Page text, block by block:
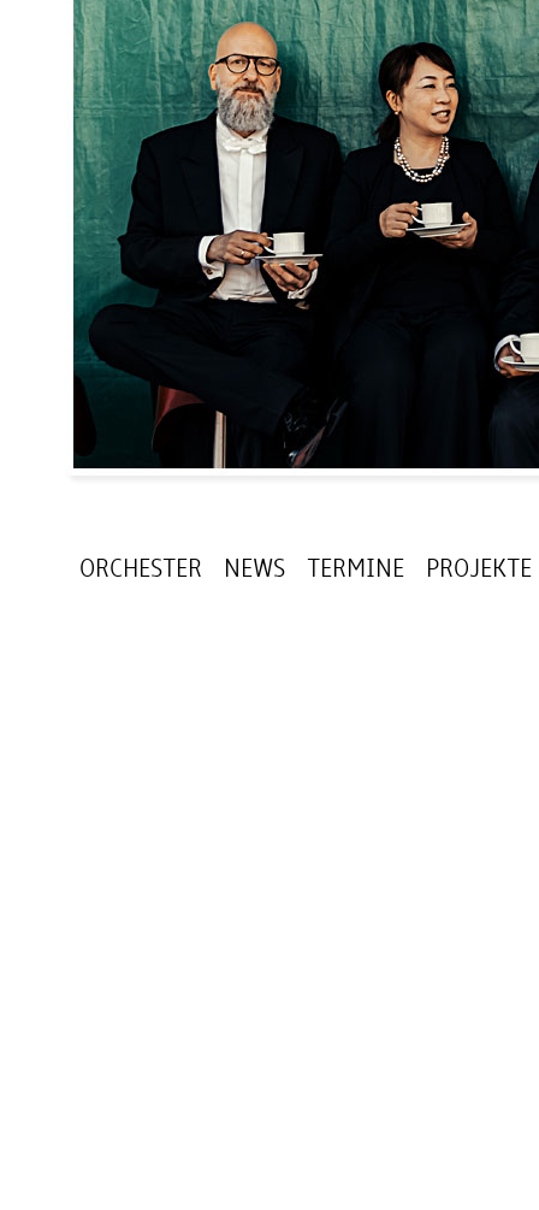
ORCHESTER NEWS TERMINE PROJEKTE